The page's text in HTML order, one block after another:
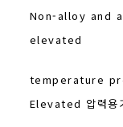
Non-alloy and
elevated
temperature
Elevated 압력용